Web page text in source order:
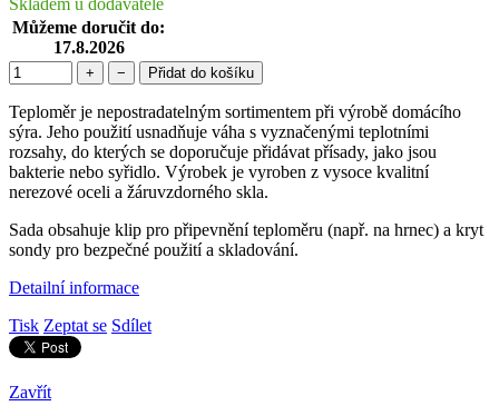
Skladem u dodavatele
Můžeme doručit do:
17.8.2026
+ − Přidat do košíku
Teploměr je nepostradatelným sortimentem při výrobě domácího
sýra. Jeho použití usnadňuje váha s vyznačenými teplotními
rozsahy, do kterých se doporučuje přidávat přísady, jako jsou
bakterie nebo syřidlo. Výrobek je vyroben z vysoce kvalitní
nerezové oceli a žáruvzdorného skla.
Sada obsahuje klip pro připevnění teploměru (např. na hrnec) a kryt
sondy pro bezpečné použití a skladování.
Detailní informace
Tisk Zeptat se Sdílet
Zavřít